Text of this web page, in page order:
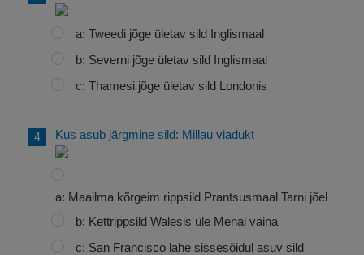
a: Tweedi jõge ületav sild Inglismaal
b: Severni jõge ületav sild Inglismaal
c: Thamesi jõge ületav sild Londonis
Kus asub järgmine sild: Millau viadukt
a: Maailma kõrgeim rippsild Prantsusmaal Tarni jõel
b: Kettrippsild Walesis üle Menai väina
c: San Francisco lahe sissesõidul asuv sild